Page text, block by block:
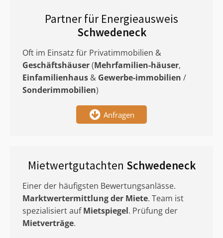
Partner für Energieausweis
Schwedeneck
Oft im Einsatz für Privatimmobilien &
Geschäftshäuser(Mehrfamilien-häuser,
Einfamilienhaus & Gewerbe-immobilien /
Sonderimmobilien)
Anfragen
Mietwertgutachten Schwedeneck
Einer der häufigsten Bewertungsanlässe.
Marktwertermittlungder Miete. Team ist
spezialisiert aufMietspiegel. Prüfung der
Mietverträge.